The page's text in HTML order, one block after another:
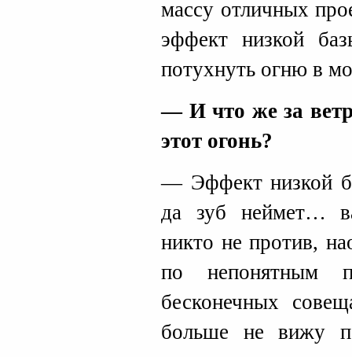
массу отличных
эффект низкой
потухнуть огню в
— И что же за
этот огонь?
— Эффект низкой
да зуб неймет…
никто не против,
по непонятным
бесконечных
больше не вижу